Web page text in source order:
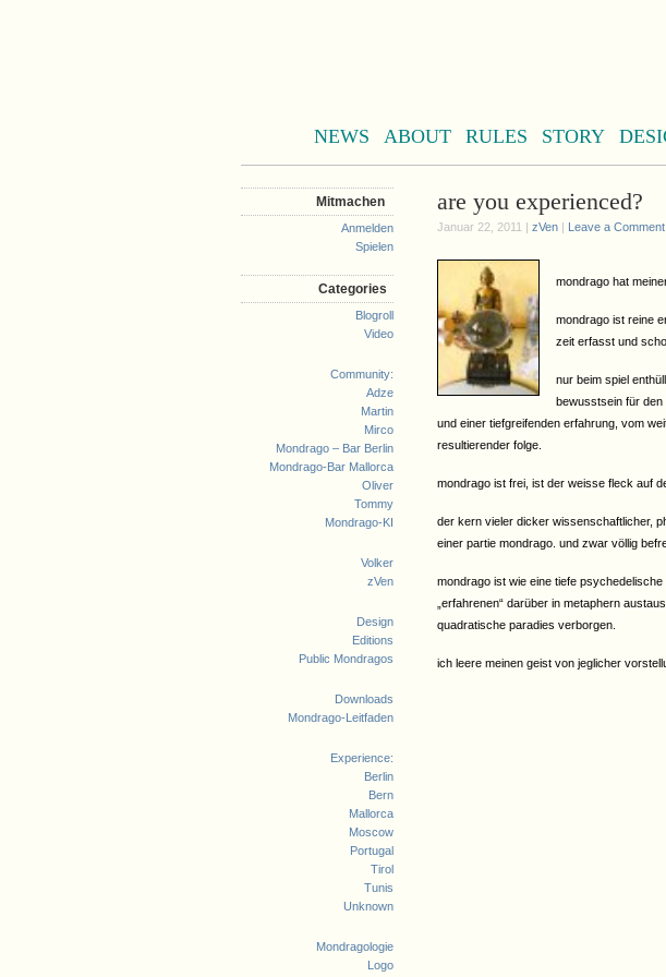
NEWS ABOUT RULES STORY
Mitmachen
Anmelden
Spielen
Categories
Blogroll
Video
Community:
Adze
Martin
Mirco
Mondrago – Bar Berlin
Mondrago-Bar Mallorca
Oliver
Tommy
Mondrago-KI
Volker
zVen
Design
Editions
Public Mondragos
Downloads
Mondrago-Leitfaden
Experience:
Berlin
Bern
Mallorca
Moscow
Portugal
Tirol
Tunis
Unknown
Mondragologie
Logo
are you experienced?
Januar 22, 2011 | zVen | Leave a Comment
mondrago hat
mondrago ist reine
zeit erfasst und
nur beim spiel
bewusstsein für
und einer tiefgreifenden erfahrung, vom
resultierender folge.
mondrago ist frei, ist der weisse fleck auf
der kern vieler dicker wissenschaftlicher,
einer partie mondrago. und zwar völlig
mondrago ist wie eine tiefe
„erfahrenen“ darüber in metaphern
quadratische paradies verborgen.
ich leere meinen geist von jeglicher